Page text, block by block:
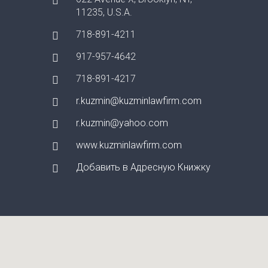
11235, U.S.A.
718-891-4211
917-957-4642
718-891-4217
r.kuzmin@kuzminlawfirm.com
r.kuzmin@yahoo.com
www.kuzminlawfirm.com
Добавить в Адресную Книжку